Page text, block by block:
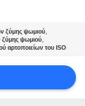
ζύμης ψωμιού,
ζύμης ψωμιού,
αρτοποιείων του ISO